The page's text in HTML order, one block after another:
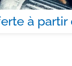
à